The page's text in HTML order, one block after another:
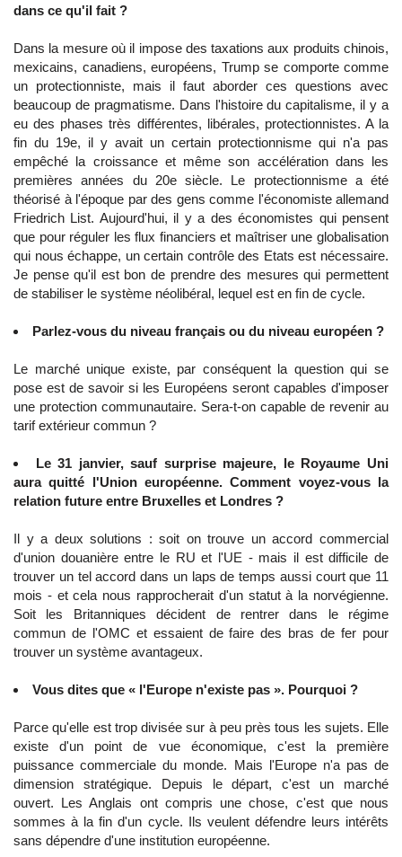
dans ce qu'il fait ?
Dans la mesure où il impose des taxations aux produits chinois,
mexicains, canadiens, européens, Trump se comporte comme
un protectionniste, mais il faut aborder ces questions avec
beaucoup de pragmatisme. Dans l'histoire du capitalisme, il y a
eu des phases très différentes, libérales, protectionnistes. A la
fin du 19e, il y avait un certain protectionnisme qui n'a pas
empêché la croissance et même son accélération dans les
premières années du 20e siècle. Le protectionnisme a été
théorisé à l'époque par des gens comme l'économiste allemand
Friedrich List. Aujourd'hui, il y a des économistes qui pensent
que pour réguler les flux financiers et maîtriser une globalisation
qui nous échappe, un certain contrôle des Etats est nécessaire.
Je pense qu'il est bon de prendre des mesures qui permettent
de stabiliser le système néolibéral, lequel est en fin de cycle.
Parlez-vous du niveau français ou du niveau européen ?
Le marché unique existe, par conséquent la question qui se
pose est de savoir si les Européens seront capables d'imposer
une protection communautaire. Sera-t-on capable de revenir au
tarif extérieur commun ?
Le 31 janvier, sauf surprise majeure, le Royaume Uni
aura quitté l'Union européenne. Comment voyez-vous la
relation future entre Bruxelles et Londres ?
Il y a deux solutions : soit on trouve un accord commercial
d'union douanière entre le RU et l'UE - mais il est difficile de
trouver un tel accord dans un laps de temps aussi court que 11
mois - et cela nous rapprocherait d'un statut à la norvégienne.
Soit les Britanniques décident de rentrer dans le régime
commun de l'OMC et essaient de faire des bras de fer pour
trouver un système avantageux.
Vous dites que « l'Europe n'existe pas ». Pourquoi ?
Parce qu'elle est trop divisée sur à peu près tous les sujets. Elle
existe d'un point de vue économique, c'est la première
puissance commerciale du monde. Mais l'Europe n'a pas de
dimension stratégique. Depuis le départ, c'est un marché
ouvert. Les Anglais ont compris une chose, c'est que nous
sommes à la fin d'un cycle. Ils veulent défendre leurs intérêts
sans dépendre d'une institution européenne.